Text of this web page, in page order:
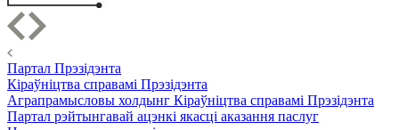
Партал Прэзідэнта
Кіраўніцтва справамі Прэзідэнта
Аграпрамысловы холдынг Кіраўніцтва справамі Прэзідэнта
Партал рэйтынгавай ацэнкі якасці аказання паслуг